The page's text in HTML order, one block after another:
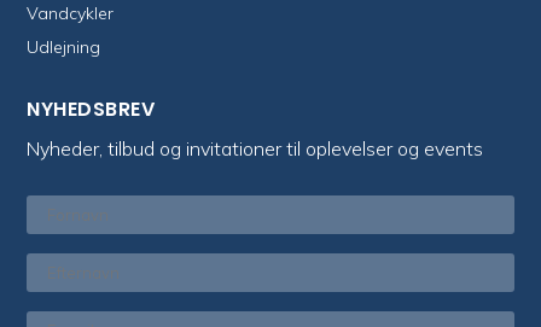
Vandcykler
Udlejning
NYHEDSBREV
Nyheder, tilbud og invitationer til oplevelser og events